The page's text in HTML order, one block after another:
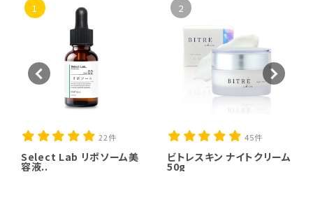
1
22件
Select Lab リポソーム美
容液..
2
45件
ビトレスキン ナイトクリーム
50g